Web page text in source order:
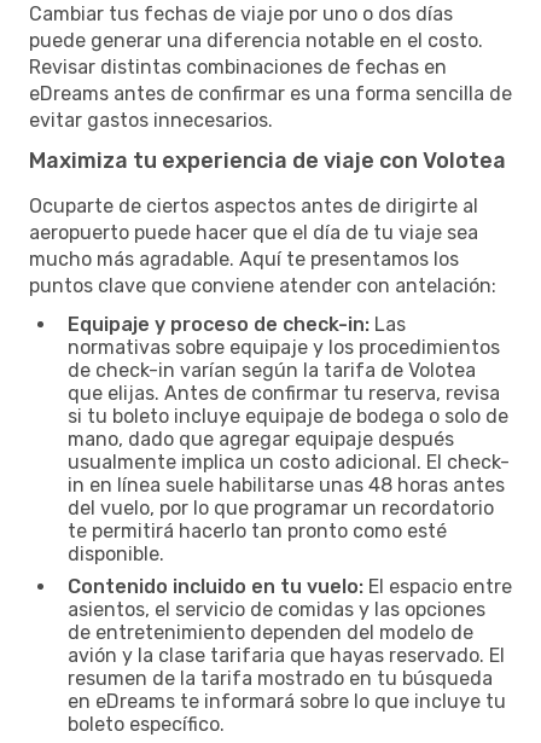
Cambiar tus fechas de viaje por uno o dos días
puede generar una diferencia notable en el costo.
Revisar distintas combinaciones de fechas en
eDreams antes de confirmar es una forma sencilla de
evitar gastos innecesarios.
Maximiza tu experiencia de viaje con Volotea
Ocuparte de ciertos aspectos antes de dirigirte al
aeropuerto puede hacer que el día de tu viaje sea
mucho más agradable. Aquí te presentamos los
puntos clave que conviene atender con antelación:
Equipaje y proceso de check-in: Las
normativas sobre equipaje y los procedimientos
de check-in varían según la tarifa de Volotea
que elijas. Antes de confirmar tu reserva, revisa
si tu boleto incluye equipaje de bodega o solo de
mano, dado que agregar equipaje después
usualmente implica un costo adicional. El check-
in en línea suele habilitarse unas 48 horas antes
del vuelo, por lo que programar un recordatorio
te permitirá hacerlo tan pronto como esté
disponible.
Contenido incluido en tu vuelo: El espacio entre
asientos, el servicio de comidas y las opciones
de entretenimiento dependen del modelo de
avión y la clase tarifaria que hayas reservado. El
resumen de la tarifa mostrado en tu búsqueda
en eDreams te informará sobre lo que incluye tu
boleto específico.